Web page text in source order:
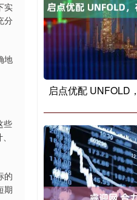
实
分
地
些
的
期
启点优配 UNFOLD